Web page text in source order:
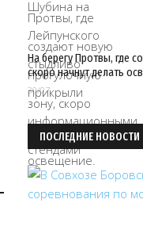
На берегу Протвы, где
скоро начнут делать
30/07
ПОСЛЕДНИЕ НОВОСТИ